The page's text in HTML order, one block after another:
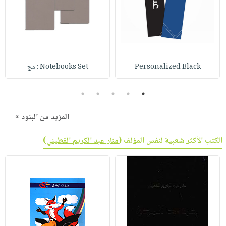
Personalized Black Notebooks Set : مج
1
2
3
4
5
المزيد من البنود »
الكتب الأكثر شعبية لنفس المؤلف (منار عبد الكريم القطيني)